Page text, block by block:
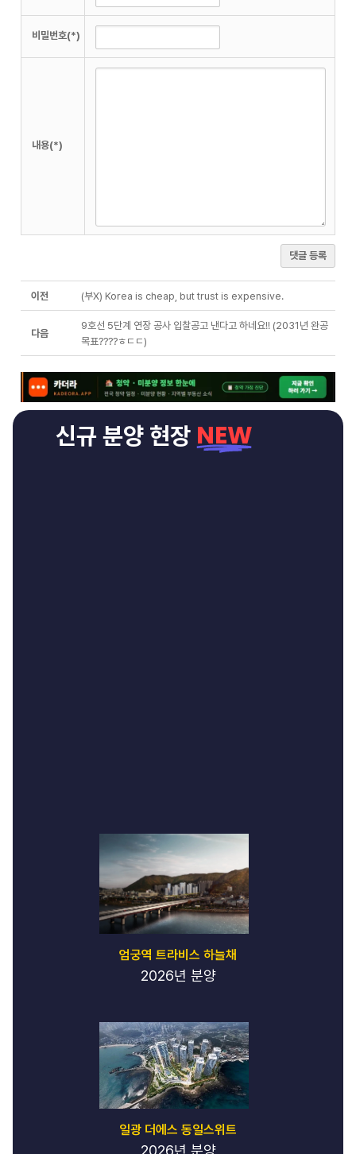
비밀번호(*)
내용(*)
댓글 등록
이전 (부X) Korea is cheap, but trust is expensive.
다음
9호선 5단계 연장 공사 입찰공고 낸다고 하네요!! (2031년 완공
목표????ㅎㄷㄷ)
신규 분양 현장 NEW
엄궁역 트라비스 하늘채
2026년 분양
일광 더에스 동일스위트
2026년 분양